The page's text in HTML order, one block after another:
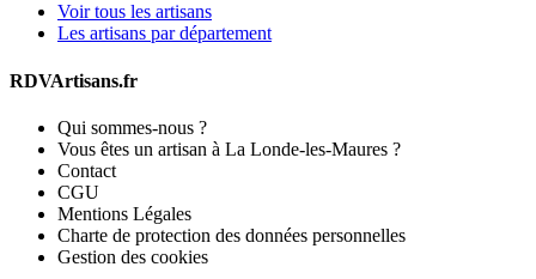
Voir tous les artisans
Les artisans par département
RDVArtisans.fr
Qui sommes-nous ?
Vous êtes un artisan à La Londe-les-Maures ?
Contact
CGU
Mentions Légales
Charte de protection des données personnelles
Gestion des cookies